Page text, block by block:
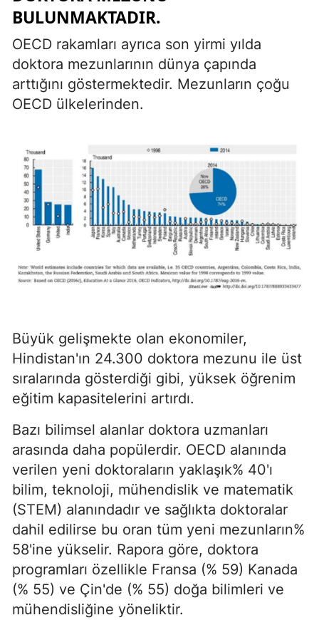
BULUNMAKTADIR.
OECD rakamları ayrıca son yirmi yılda
doktora mezunlarının dünya çapında
arttığını göstermektedir. Mezunların çoğu
OECD ülkelerinden.
Büyük gelişmekte olan ekonomiler,
Hindistan'ın 24.300 doktora mezunu ile üst
sıralarında gösterdiği gibi, yüksek öğrenim
eğitim kapasitelerini artırdı.
Bazı bilimsel alanlar doktora uzmanları
arasında daha popülerdir. OECD alanında
verilen yeni doktoraların yaklaşık% 40'ı
bilim, teknoloji, mühendislik ve matematik
(STEM) alanındadır ve sağlıkta doktoralar
dahil edilirse bu oran tüm yeni mezunların%
58'ine yükselir. Rapora göre, doktora
programları özellikle Fransa (% 59) Kanada
(% 55) ve Çin'de (% 55) doğa bilimleri ve
mühendisliğine yöneliktir.